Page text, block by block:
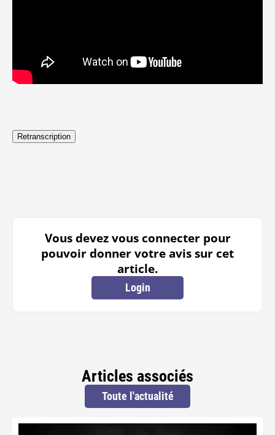
Retranscription
Vous devez vous connecter pour
pouvoir donner votre avis sur cet
article.
Login
Articles associés
Toute l'actualité